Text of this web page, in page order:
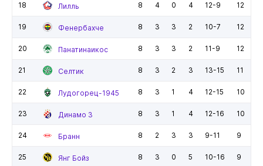
18 Лилль 8 4 0 4 12-9 12
19 Фенербахче 8 3 3 2 10-7 12
20 Панатинаикос 8 3 3 2 11-9 12
21 Селтик 8 3 2 3 13-15 11
22 Лудогорец-1945 8 3 1 4 12-15 10
23 Динамо З 8 3 1 4 12-16 10
24 Бранн 8 2 3 3 9-11 9
25 Янг Бойз 8 3 0 5 10-16 9